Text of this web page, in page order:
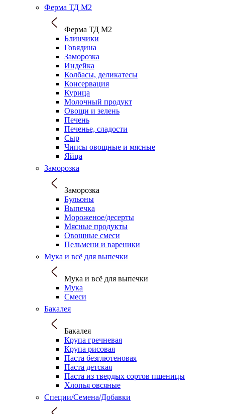
Ферма ТД М2
Ферма ТД М2
Блинчики
Говядина
Заморозка
Индейка
Колбасы, деликатесы
Консервация
Курица
Молочный продукт
Овощи и зелень
Печень
Печенье, сладости
Сыр
Чипсы овощные и мясные
Яйца
Заморозка
Заморозка
Бульоны
Выпечка
Мороженое/десерты
Мясные продукты
Овощные смеси
Пельмени и вареники
Мука и всё для выпечки
Мука и всё для выпечки
Мука
Смеси
Бакалея
Бакалея
Крупа гречневая
Крупа рисовая
Паста безглютеновая
Паста детская
Паста из твердых сортов пшеницы
Хлопья овсяные
Специи/Семена/Добавки